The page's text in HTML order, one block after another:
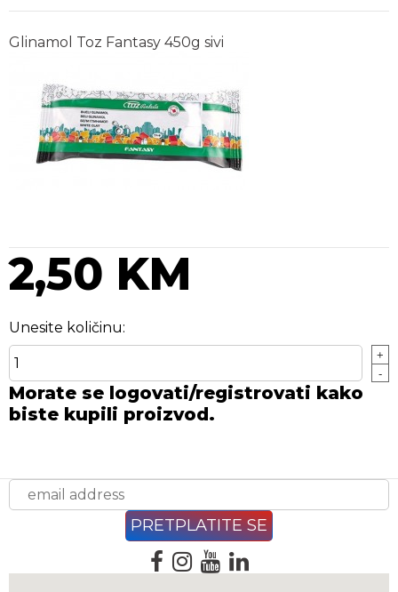
Glinamol Toz Fantasy 450g sivi
2,50 KM
Unesite količinu:
+
-
Morate se logovati/registrovati kako
biste kupili proizvod.